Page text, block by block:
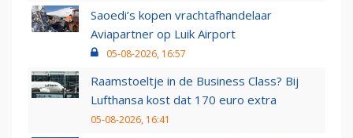
Saoedi’s kopen vrachtafhandelaar
Aviapartner op Luik Airport
05-08-2026, 16:57
Raamstoeltje in de Business Class? Bij
Lufthansa kost dat 170 euro extra
05-08-2026, 16:41